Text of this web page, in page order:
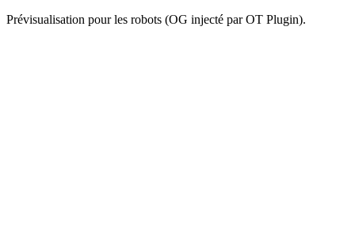
Prévisualisation pour les robots (OG injecté par OT Plugin).